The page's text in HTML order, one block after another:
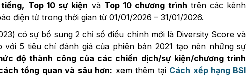
Top 10 sự kiện và Top 10 chương trình trên các kênh
điện tử trong thời gian từ 01/01/2026 – 31/01/2026.
có sự bổ sung 2 chỉ số điều chỉnh mới là Diversity Score và
với 5 tiêu chí đánh giá của phiên bản 2021 tạo nên những sự
độ thành công của các chiến dịch/sự kiện/chương trình
tổng quan và sâu hơn: xem thêm tại Cách xếp hạng BSI